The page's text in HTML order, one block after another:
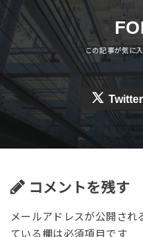
Twitter
コメントを残す
メールアドレスが公開され
ている欄は必須項目です